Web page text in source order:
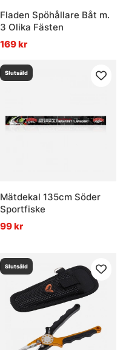
Fladen Spöhållare Båt m.
3 Olika Fästen
169 kr
Slutsåld
Mätdekal 135cm Söder
Sportfiske
99 kr
Slutsåld